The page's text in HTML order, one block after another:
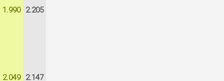
1.990 2.205
2.049 2.147